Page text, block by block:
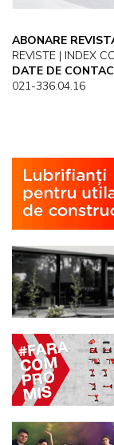
ABONARE
REVISTE | INDEX
DATE DE
021-336.04.16